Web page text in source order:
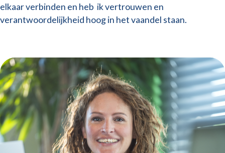
elkaar verbinden en heb ik vertrouwen en
verantwoordelijkheid hoog in het vaandel staan.